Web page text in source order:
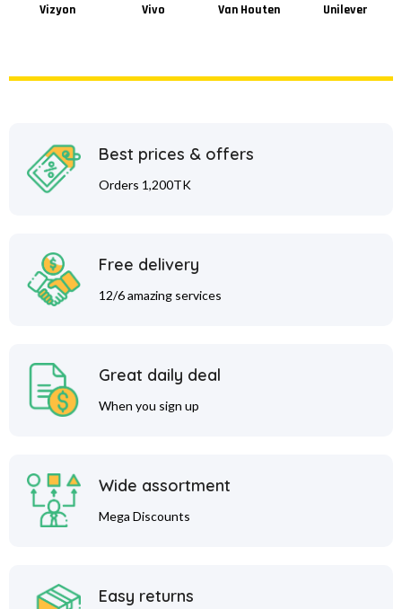
Vizyon Vivo Van Houten Unilever
Best prices & offers
Orders 1,200TK
Free delivery
12/6 amazing services
Great daily deal
When you sign up
Wide assortment
Mega Discounts
Easy returns